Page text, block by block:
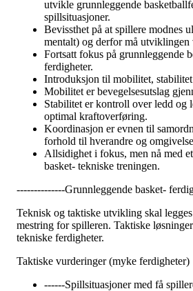
utvikle grunnleggende
spillsituasjoner.
Bevissthet på at spillere modnes
mentalt) og derfor må
Fortsatt fokus på grunnleggende
ferdigheter.
Introduksjon til mobilitet,
Mobilitet er bevegelsesutslag
Stabilitet er kontroll over ledd og
optimal kraftoverføring.
Koordinasjon er evnen til
forhold til hverandre og
Allsidighet i fokus, men nå med
basket- tekniske treningen.
--------------Grunnleggende basket-
Teknisk og taktiske utvikling skal
mestring for spilleren. Taktiske
tekniske ferdigheter.
Taktiske vurderinger (myke ferdigheter)
------Spillsituasjoner med få